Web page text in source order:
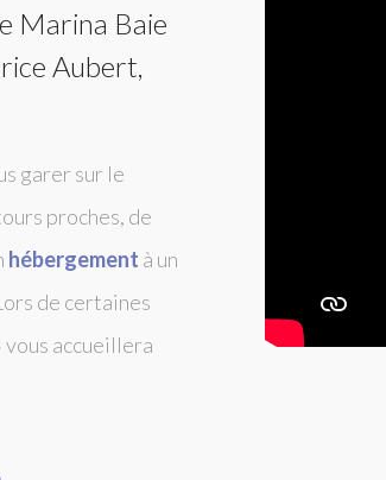
Marina Baie
Aubert,
garer sur le
proches, de
hébergement à un
de certaines
vous accueillera